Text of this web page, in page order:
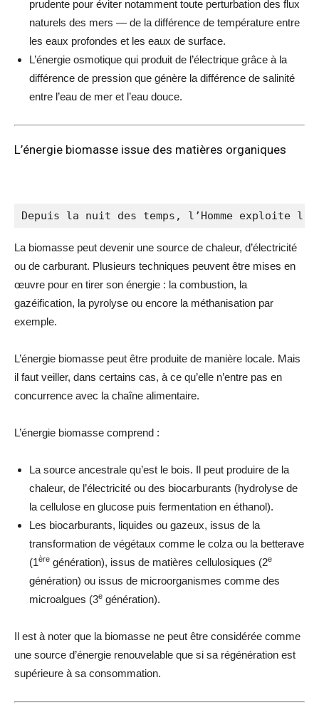
prudente pour éviter notamment toute perturbation des flux
naturels des mers — de la différence de température entre
les eaux profondes et les eaux de surface.
L’énergie osmotique qui produit de l’électrique grâce à la
différence de pression que génère la différence de salinité
entre l’eau de mer et l’eau douce.
L’énergie biomasse issue des matières organiques
Depuis la nuit des temps, l’Homme exploite
La biomasse peut devenir une source de chaleur, d’électricité
ou de carburant. Plusieurs techniques peuvent être mises en
œuvre pour en tirer son énergie : la combustion, la
gazéification, la pyrolyse ou encore la méthanisation par
exemple.
L’énergie biomasse peut être produite de manière locale. Mais
il faut veiller, dans certains cas, à ce qu’elle n’entre pas en
concurrence avec la chaîne alimentaire.
L’énergie biomasse comprend :
La source ancestrale qu’est le bois. Il peut produire de la
chaleur, de l’électricité ou des biocarburants (hydrolyse de
la cellulose en glucose puis fermentation en éthanol).
Les biocarburants, liquides ou gazeux, issus de la
transformation de végétaux comme le colza ou la betterave
(1ère génération), issus de matières cellulosiques (2e
génération) ou issus de microorganismes comme des
microalgues (3e génération).
Il est à noter que la biomasse ne peut être considérée comme
une source d’énergie renouvelable que si sa régénération est
supérieure à sa consommation.